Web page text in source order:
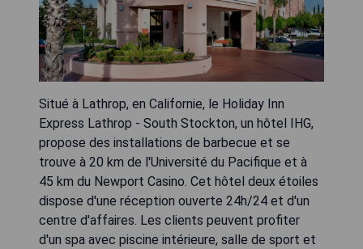
Situé à Lathrop, en Californie, le Holiday Inn
Express Lathrop - South Stockton, un hôtel IHG,
propose des installations de barbecue et se
trouve à 20 km de l'Université du Pacifique et à
45 km du Newport Casino. Cet hôtel deux étoiles
dispose d'une réception ouverte 24h/24 et d'un
centre d'affaires. Les clients peuvent profiter
d'un spa avec piscine intérieure, salle de sport et